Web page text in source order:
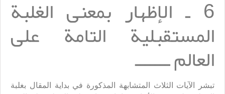
6 ـ الإظهار بمعنى الغلبة
المستقبلية التامة على
العالم ـــــــ
تبشر الآيات الثلاث المتشابهة المذكورة في بداية المقال بغلبة